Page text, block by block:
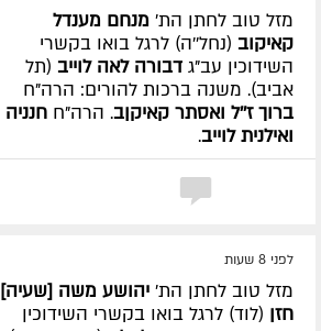
מזל טוב לחתן הת' מנחם מענדל
קאיקוב (נחל''ה) לרגל בואו בקשרי
השידוכין עב"ג דבורה לאה לוייב (תל
אביב). משנה ברכות להורים: הרה"ח
ברוך ז''ל ואסתר קאיקןב. הרה"ח חנניה
ואילנית לוייב.
לפני 8 שעות
מזל טוב לחתן הת' יהושע משה [שעיה]
חזן (לוד) לרגל בואו בקשרי השידוכין